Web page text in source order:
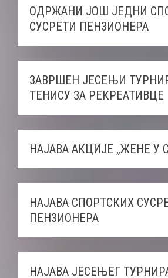
ОДРЖАНИ ЈОШ ЈЕДНИ
СУСРЕТИ ПЕНЗИОНЕРА
ЗАВРШЕН ЈЕСЕЊИ
ТЕНИСУ ЗА РЕКРЕАТИВЦЕ
НАЈАВА АКЦИЈЕ „ЖЕНЕ У
НАЈАВА СПОРТСКИХ
ПЕНЗИОНЕРА
НАЈАВА ЈЕСЕЊЕГ